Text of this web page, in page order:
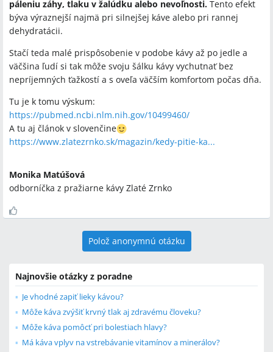
páleniu záhy, tlaku v žalúdku alebo nevoľnosti. Tento efekt
býva výraznejší najmä pri silnejšej káve alebo pri rannej
dehydratácii.
Stačí teda malé prispôsobenie v podobe kávy až po jedle a
väčšina ľudí si tak môže svoju šálku kávy vychutnať bez
nepríjemných ťažkostí a s oveľa väčším komfortom počas dňa.
Tu je k tomu výskum:
https://pubmed.ncbi.nlm.nih.gov/10499460/
A tu aj článok v slovenčine
https://www.zlatezrnko.sk/magazin/kedy-pitie-ka...
Monika Matúšová
odborníčka z pražiarne kávy Zlaté Zrnko
Polož anonymnú otázku
Najnovšie otázky z poradne
Je vhodné zapiť lieky kávou?
Môže káva zvýšiť krvný tlak aj zdravému človeku?
Môže káva pomôcť pri bolestiach hlavy?
Má káva vplyv na vstrebávanie vitamínov a minerálov?